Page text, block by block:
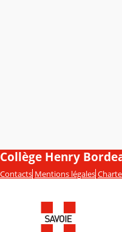
Collège Henry
Contacts Mentions légales